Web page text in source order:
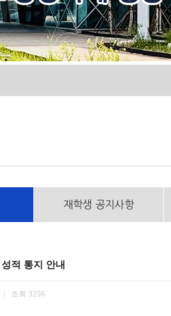
재학생 공지사항
적 통지 안내
조회 3256